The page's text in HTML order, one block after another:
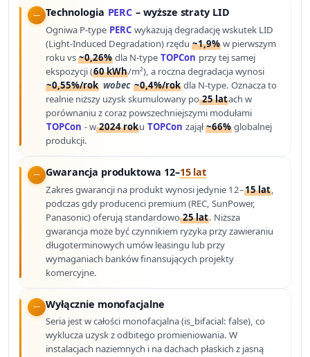
Technologia PERC – wyższe straty LID
Ogniwa P-type PERC wykazują degradację wskutek LID
(Light-Induced Degradation) rzędu~1,9% w pierwszym
roku vs~0,26% dla N-type TOPCon przy tej samej
ekspozycji (60 kWh/m²), a roczna degradacja wynosi
~0,55%/rok wobec ~0,4%/rok dla N-type. Oznacza to
realnie niższy uzysk skumulowany po25 latach w
porównaniu z coraz powszechniejszymi modułami
TOPCon - w2024 roku TOPCon zajął~66% globalnej
produkcji.
Gwarancja produktowa 12–15 lat
Zakres gwarancji na produkt wynosi jedynie 12–15 lat,
podczas gdy producenci premium (REC, SunPower,
Panasonic) oferują standardowo25 lat. Niższa
gwarancja może być czynnikiem ryzyka przy zawieraniu
długoterminowych umów leasingu lub przy
wymaganiach banków finansujących projekty
komercyjne.
Wyłącznie monofacjalne
Seria jest w całości monofacjalna (is_bifacial: false), co
wyklucza uzysk z odbitego promieniowania. W
instalacjach naziemnych i na dachach płaskich z jasną